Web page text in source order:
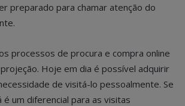
preparado para chamar atenção do
processos de procura e compra online
Hoje em dia é possível adquirir
de visitá-lo pessoalmente. Se
é um diferencial para as visitas